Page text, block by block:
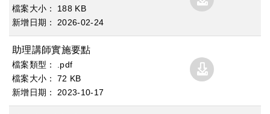
188 KB
2026 02 24
助理講師實施要點
.pdf
72 KB
2023 10 17